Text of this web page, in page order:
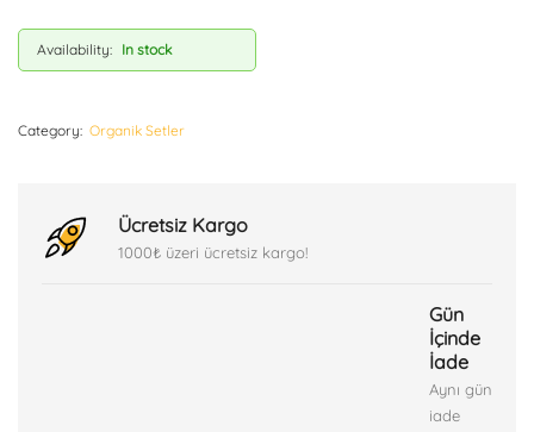
Availability: In stock
Category: Organik Setler
Ücretsiz Kargo
1000₺ üzeri ücretsiz kargo!
Gün
İçinde
İade
Aynı gün
iade